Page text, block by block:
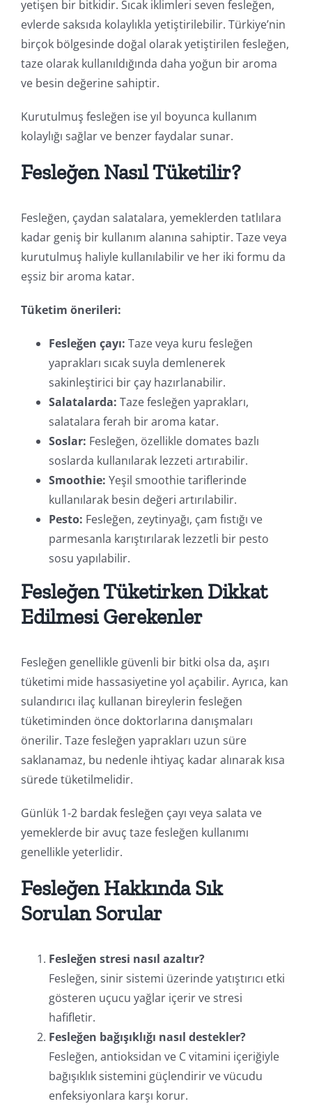
yetişen bir bitkidir. Sıcak iklimleri seven fesleğen,
evlerde saksıda kolaylıkla yetiştirilebilir. Türkiye’nin
birçok bölgesinde doğal olarak yetiştirilen fesleğen,
taze olarak kullanıldığında daha yoğun bir aroma
ve besin değerine sahiptir.
Kurutulmuş fesleğen ise yıl boyunca kullanım
kolaylığı sağlar ve benzer faydalar sunar.
Fesleğen Nasıl Tüketilir?
Fesleğen, çaydan salatalara, yemeklerden tatlılara
kadar geniş bir kullanım alanına sahiptir. Taze veya
kurutulmuş haliyle kullanılabilir ve her iki formu da
eşsiz bir aroma katar.
Tüketim önerileri:
Fesleğen çayı: Taze veya kuru fesleğen
yaprakları sıcak suyla demlenerek
sakinleştirici bir çay hazırlanabilir.
Salatalarda: Taze fesleğen yaprakları,
salatalara ferah bir aroma katar.
Soslar: Fesleğen, özellikle domates bazlı
soslarda kullanılarak lezzeti artırabilir.
Smoothie: Yeşil smoothie tariflerinde
kullanılarak besin değeri artırılabilir.
Pesto: Fesleğen, zeytinyağı, çam fıstığı ve
parmesanla karıştırılarak lezzetli bir pesto
sosu yapılabilir.
Fesleğen Tüketirken Dikkat
Edilmesi Gerekenler
Fesleğen genellikle güvenli bir bitki olsa da, aşırı
tüketimi mide hassasiyetine yol açabilir. Ayrıca, kan
sulandırıcı ilaç kullanan bireylerin fesleğen
tüketiminden önce doktorlarına danışmaları
önerilir. Taze fesleğen yaprakları uzun süre
saklanamaz, bu nedenle ihtiyaç kadar alınarak kısa
sürede tüketilmelidir.
Günlük 1-2 bardak fesleğen çayı veya salata ve
yemeklerde bir avuç taze fesleğen kullanımı
genellikle yeterlidir.
Fesleğen Hakkında Sık
Sorulan Sorular
Fesleğen stresi nasıl azaltır?
Fesleğen, sinir sistemi üzerinde yatıştırıcı etki
gösteren uçucu yağlar içerir ve stresi
hafifletir.
Fesleğen bağışıklığı nasıl destekler?
Fesleğen, antioksidan ve C vitamini içeriğiyle
bağışıklık sistemini güçlendirir ve vücudu
enfeksiyonlara karşı korur.